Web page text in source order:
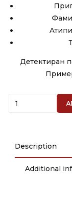
Детектиран
Quantity
Description
Additional